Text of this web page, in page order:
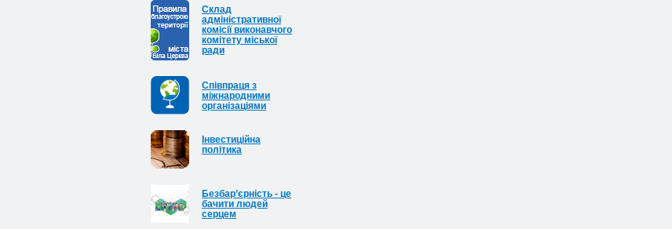
Cклад
адміністративної
комісії виконавчого
комітету міської
ради
Співпраця з
міжнародними
організаціями
Інвестиційна
політика
Безбар’єрність - це
бачити людей
серцем